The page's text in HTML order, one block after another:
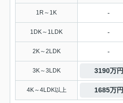
1R～1K -
1DK～1LDK -
2K～2LDK -
3K～3LDK 3190万円
4K～4LDK以上 1685万円